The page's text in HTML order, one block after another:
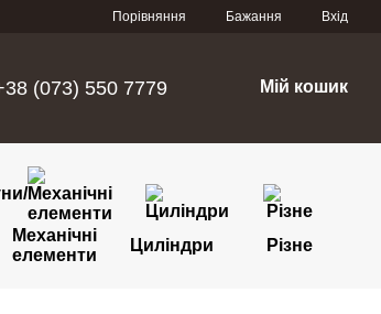
Порівняння Бажання Вхід
(073) 550 7779 Мій кошик
Механічні
елементи
Циліндри Різне